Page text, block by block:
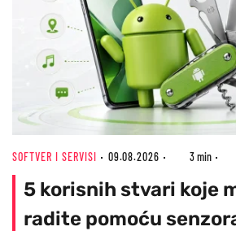
SOFTVER I SERVISI 09.08.2026 3 min
5 korisnih stvari koje
radite pomoću